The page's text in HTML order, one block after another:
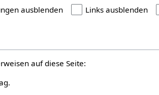
ausblenden Links ausblenden
auf diese Seite: